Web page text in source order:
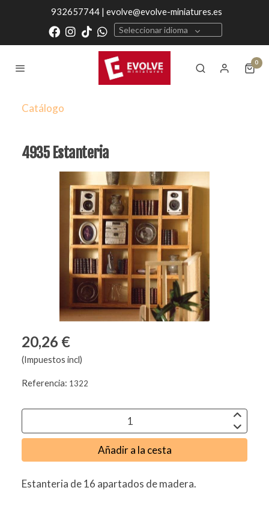
932657744 | evolve@evolve-miniatures.es
Seleccionar idioma
0
Catálogo
4935 Estanteria
20,26 €
(Impuestos incl)
Referencia: 1322
Añadir a la cesta
Estanteria de 16 apartados de madera.